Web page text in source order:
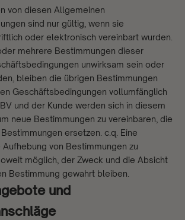
von diesen Allgemeinen
sind nur gültig, wenn sie
oder elektronisch vereinbart wurden.
mehrere Bestimmungen dieser
unwirksam sein oder
bleiben die übrigen Bestimmungen
Geschäftsbedingungen vollumfänglich
und der Kunde werden sich in diesem
neue Bestimmungen zu vereinbaren, die
ersetzen. c.q. Eine
Aufhebung von Bestimmungen zu
möglich, der Zweck und die Absicht
Bestimmung gewahrt bleiben.
und